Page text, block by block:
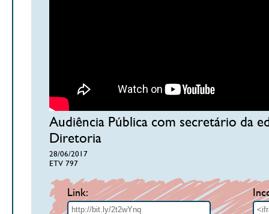
Audiência Pública com secretário da
Diretoria
28/06/2017
ETV 797
Link: